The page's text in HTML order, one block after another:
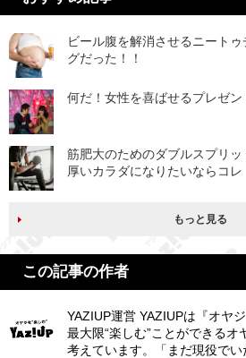
ビール腹を解消させるニート
グだった！！
何だ！女性を喜ばせるプレゼン
筋肥大のためのダブルスプリ
厚いカラダになりたいならコレ
もっと見る
この記事の作者
YAZIUP運営 YAZIUPは『オヤ
最大限“楽しむ”ことができるオ
考えています。「まだ現役で